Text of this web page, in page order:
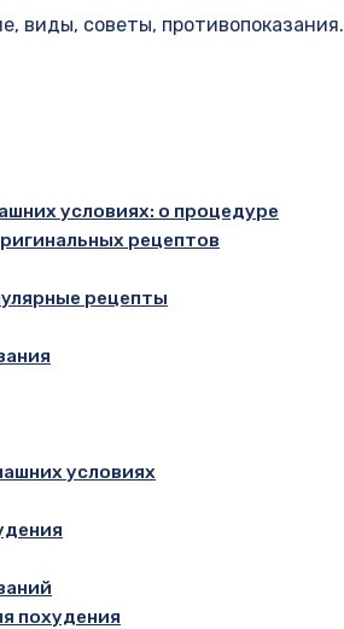
виды, советы, противопоказания.
условиях: о процедуре
рецептов
рецепты
условиях
похудения